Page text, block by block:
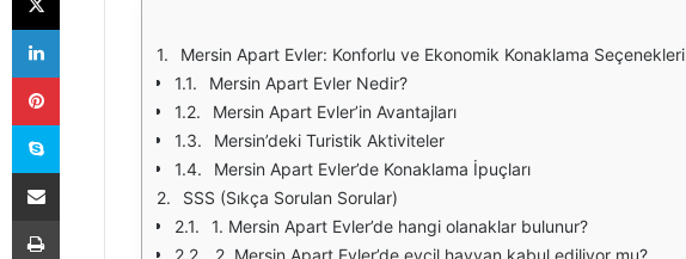
Mersin Apart Evler: Konforlu ve Ekonomik Konaklama Seçenekleri
Mersin Apart Evler Nedir?
Mersin Apart Evler’in Avantajları
Mersin’deki Turistik Aktiviteler
Mersin Apart Evler’de Konaklama İpuçları
SSS (Sıkça Sorulan Sorular)
1. Mersin Apart Evler’de hangi olanaklar bulunur?
2. Mersin Apart Evler’de evcil hayvan kabul ediliyor mu?
LinkedIn
Pinterest
Skype
E-Posta ile paylaş